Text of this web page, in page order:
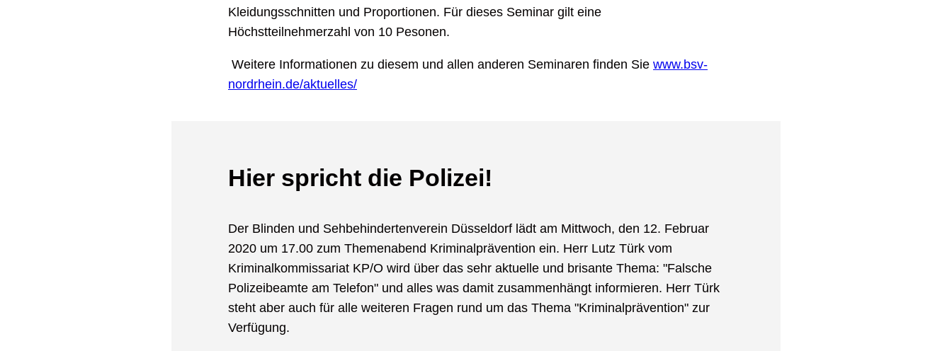
Kleidungsschnitten und Proportionen. Für dieses Seminar gilt eine
Höchstteilnehmerzahl von 10 Pesonen.
Weitere Informationen zu diesem und allen anderen Seminaren finden Sie www.bsv-
nordrhein.de/aktuelles/
Hier spricht die Polizei!
Der Blinden und Sehbehindertenverein Düsseldorf lädt am Mittwoch, den 12. Februar
2020 um 17.00 zum Themenabend Kriminalprävention ein. Herr Lutz Türk vom
Kriminalkommissariat KP/O wird über das sehr aktuelle und brisante Thema: "Falsche
Polizeibeamte am Telefon" und alles was damit zusammenhängt informieren. Herr Türk
steht aber auch für alle weiteren Fragen rund um das Thema "Kriminalprävention" zur
Verfügung.